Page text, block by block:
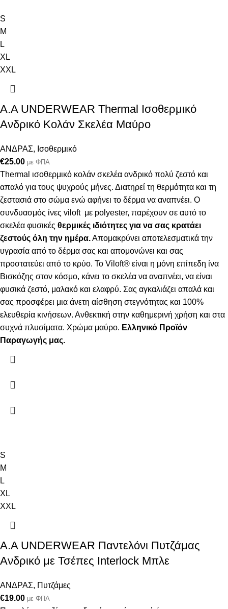
S
M
L
XL
XXL
Α.A UNDERWEAR Thermal Ισοθερμικό
Ανδρικό Κολάν Σκελέα Μαύρο
ΑΝΔΡΑΣ, Ισοθερμικό
€25.00 με ΦΠΑ
Thermal ισοθερμικό κολάν σκελέα ανδρικό πολύ ζεστό και
απαλό για τους ψυχρούς μήνες. Διατηρεί τη θερμότητα και τη
ζεστασιά στο σώμα ενώ αφήνει το δέρμα να αναπνέει. Ο
συνδυασμός ίνες viloft με polyester, παρέχουν σε αυτό το
σκελέα φυσικές θερμικές ιδιότητες για να σας κρατάει
ζεστούς όλη την ημέρα.Απομακρύνει αποτελεσματικά την
υγρασία από το δέρμα σας και απομονώνει και σας
προστατεύει από το κρύο. Το Viloft® είναι η μόνη επίπεδη ίνα
Βισκόζης στον κόσμο, κάνει το σκελέα να αναπνέει, να είναι
φυσικά ζεστό, μαλακό και ελαφρύ. Σας αγκαλιάζει απαλά και
σας προσφέρει μια άνετη αίσθηση στεγνότητας και 100%
ελευθερία κινήσεων. Ανθεκτική στην καθημερινή χρήση και στα
συχνά πλυσίματα. Χρώμα μαύρο. Ελληνικό Προϊόν
Παραγωγής μας.
S
M
L
XL
XXL
A.A UNDERWEAR Παντελόνι Πυτζάμας
Ανδρικό με Τσέπες Interlock Μπλε
ΑΝΔΡΑΣ, Πυτζάμες
€19.00 με ΦΠΑ